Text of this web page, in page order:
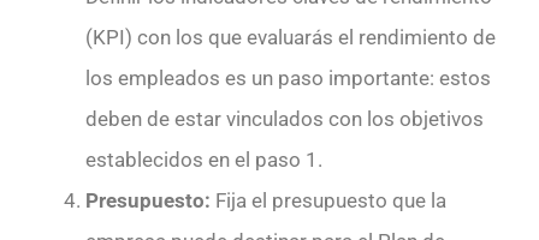
(KPI) con los que evaluarás el rendimiento de
los empleados es un paso importante: estos
deben de estar vinculados con los objetivos
establecidos en el paso 1.
Presupuesto: Fija el presupuesto que la